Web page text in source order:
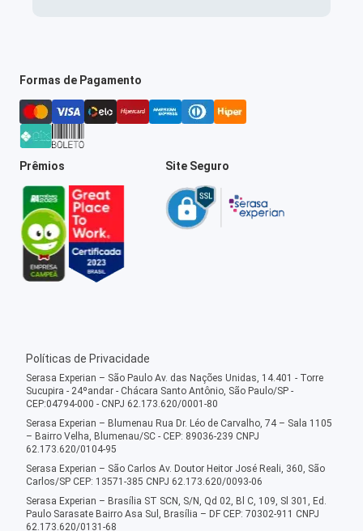
Formas de Pagamento
Prêmios Site Seguro
Políticas de Privacidade
Serasa Experian – São Paulo Av. das Nações Unidas, 14.401 - Torre
Sucupira - 24ºandar - Chácara Santo Antônio, São Paulo/SP -
CEP:04794-000 - CNPJ 62.173.620/0001-80
Serasa Experian – Blumenau Rua Dr. Léo de Carvalho, 74 – Sala 1105
– Bairro Velha, Blumenau/SC - CEP: 89036-239 CNPJ
62.173.620/0104-95
Serasa Experian – São Carlos Av. Doutor Heitor José Reali, 360, São
Carlos/SP CEP: 13571-385 CNPJ 62.173.620/0093-06
Serasa Experian – Brasília ST SCN, S/N, Qd 02, Bl C, 109, Sl 301, Ed.
Paulo Sarasate Bairro Asa Sul, Brasília – DF CEP: 70302-911 CNPJ
62.173.620/0131-68